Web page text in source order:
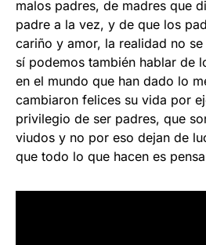
malos padres, de madres que
padre a la vez, y de que los
cariño y amor, la realidad no
sí podemos también hablar de
en el mundo que han dado lo
cambiaron felices su vida por
privilegio de ser padres, que
viudos y no por eso dejan de
que todo lo que hacen es